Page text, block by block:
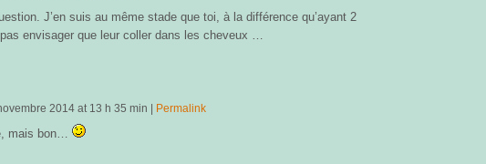
J’en suis au même stade que toi, à la différence qu’ayant 2
envisager que leur coller dans les cheveux …
2014 at 13 h 35 min | Permalink
mais bon…